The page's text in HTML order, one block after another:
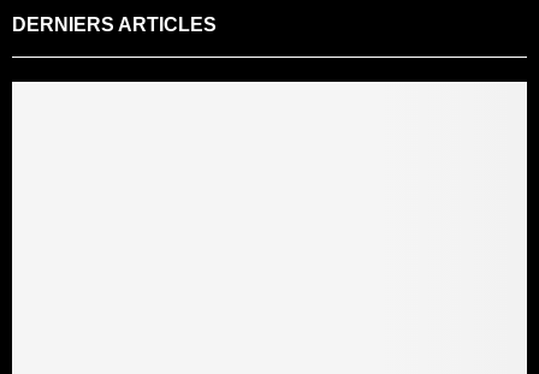
DERNIERS ARTICLES